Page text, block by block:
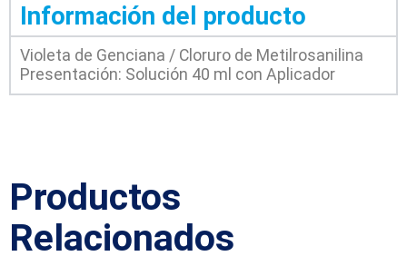
Información del producto
Violeta de Genciana / Cloruro de Metilrosanilina
Presentación: Solución 40 ml con Aplicador
Productos
Relacionados